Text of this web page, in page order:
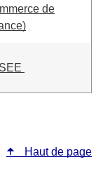
de
In - nouvelle
email - nouvelle
le lien dans le
Haut de page